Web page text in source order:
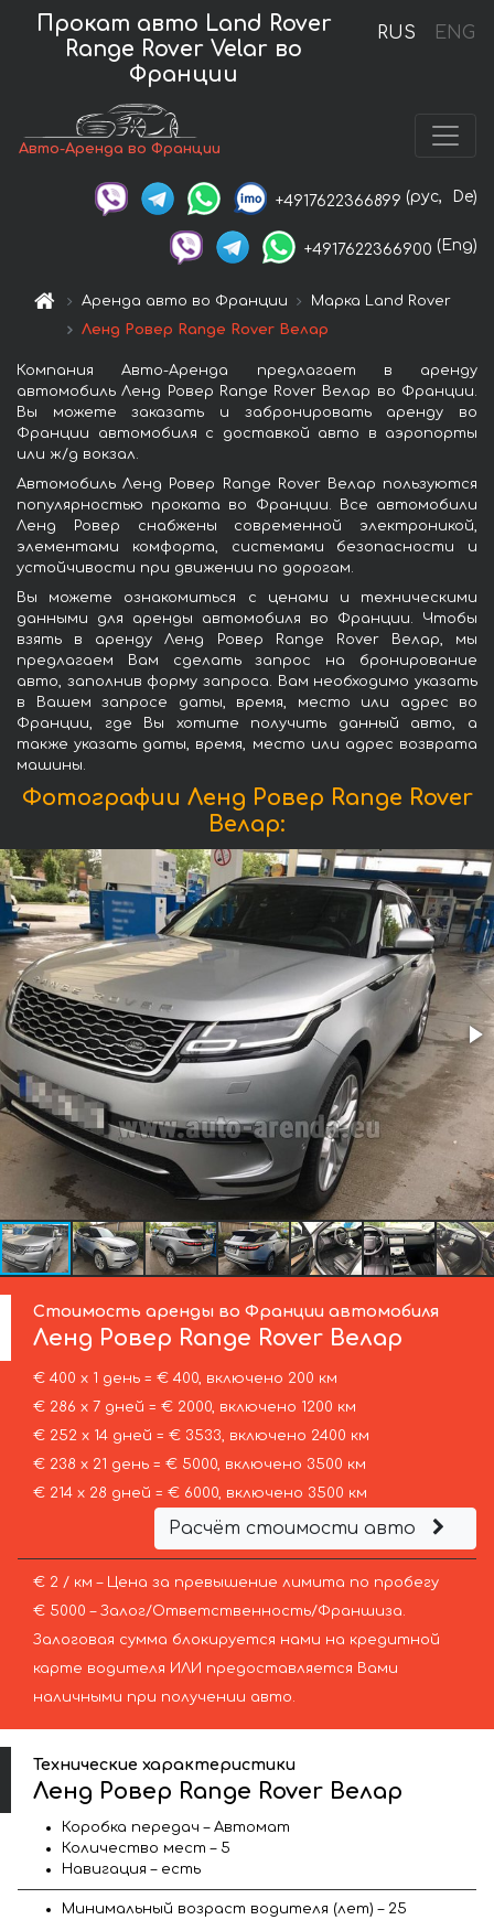
RUS ENG
Прокат авто Land Rover
Range Rover Velar во
Франции
Авто-Аренда во Франции
+4917622366899 (рус, De)
+4917622366900 (Eng)
Аренда авто во Франции
Марка Land Rover
Ленд Ровер Range Rover Велар
Компания Авто-Аренда предлагает в аренду
автомобиль Ленд Ровер Range Rover Велар во Франции.
Вы можете заказать и забронировать аренду во
Франции автомобиля с доставкой авто в аэропорты
или ж/д вокзал.
Автомобиль Ленд Ровер Range Rover Велар пользуются
популярностью проката во Франции. Все автомобили
Ленд Ровер снабжены современной электроникой,
элементами комфорта, системами безопасности и
устойчивости при движении по дорогам.
Вы можете ознакомиться с ценами и техническими
данными для аренды автомобиля во Франции. Чтобы
взять в аренду Ленд Ровер Range Rover Велар, мы
предлагаем Вам сделать запрос на бронирование
авто, заполнив форму запроса. Вам необходимо указать
в Вашем запросе даты, время, место или адрес во
Франции, где Вы хотите получить данный авто, а
также указать даты, время, место или адрес возврата
машины.
Фотографии Ленд Ровер Range Rover
Велар:
Стоимость аренды во Франции автомобиля
Ленд Ровер Range Rover Велар
€ 400 х 1 день = € 400, включено 200 км
€ 286 х 7 дней = € 2000, включено 1200 км
€ 252 х 14 дней = € 3533, включено 2400 км
€ 238 х 21 день = € 5000, включено 3500 км
€ 214 х 28 дней = € 6000, включено 3500 км
Расчёт стоимости авто
€ 2 / км – Цена за превышение лимита по пробегу
€ 5000 – Залог/Ответственность/Франшиза.
Залоговая сумма блокируется нами на кредитной
карте водителя ИЛИ предоставляется Вами
наличными при получении авто.
Технические характеристики
Ленд Ровер Range Rover Велар
Коробка передач – Автомат
Количество мест – 5
Навигация – есть
Минимальный возраст водителя (лет) – 25